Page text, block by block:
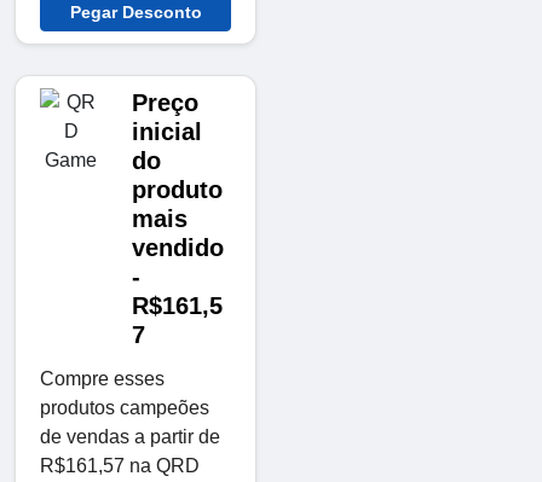
Pegar Desconto
Preço
inicial
do
produto
mais
vendido
-
R$161,5
7
Compre esses
produtos campeões
de vendas a partir de
R$161,57 na QRD